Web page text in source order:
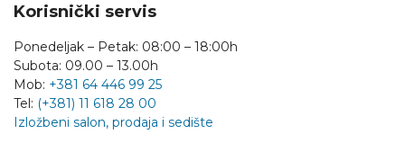
Korisnički servis
Ponedeljak – Petak: 08:00 – 18:00h
Subota: 09.00 – 13.00h
Mob: +381 64 446 99 25
Tel: (+381) 11 618 28 00
Izložbeni salon, prodaja i sedište